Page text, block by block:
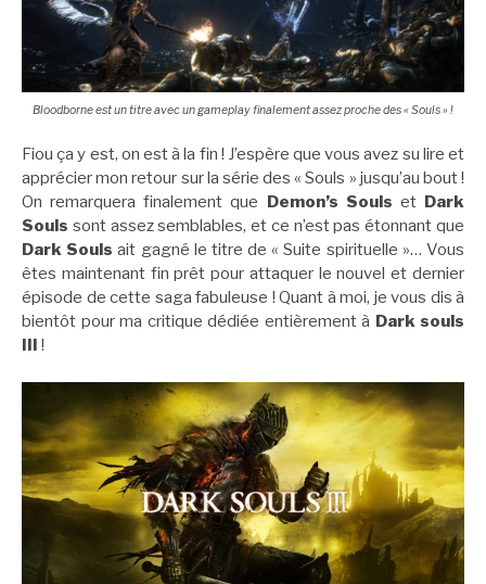
Bloodborne est un titre avec un gameplay finalement assez proche des « Souls » !
Fiou ça y est, on est à la fin ! J’espère que vous avez su lire et
apprécier mon retour sur la série des « Souls » jusqu’au bout !
On remarquera finalement que Demon’s Souls etDark
Souls sont assez semblables, et ce n’est pas étonnant que
Dark Souls ait gagné le titre de « Suite spirituelle »… Vous
êtes maintenant fin prêt pour attaquer le nouvel et dernier
épisode de cette saga fabuleuse ! Quant à moi, je vous dis à
bientôt pour ma critique dédiée entièrement à Dark souls
III !